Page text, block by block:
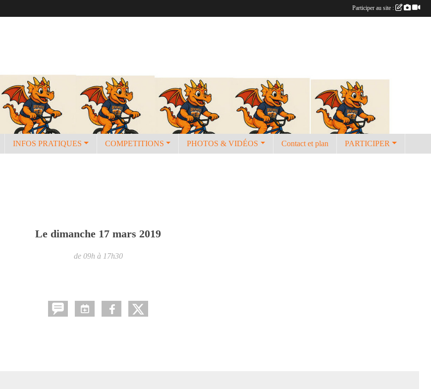
INFOS PRATIQUES COMPETITIONS PHOTOS & VIDÉOS Contact et plan PARTICIPER
Le dimanche 17 mars 2019
de 09h à 17h30
Participer au site :